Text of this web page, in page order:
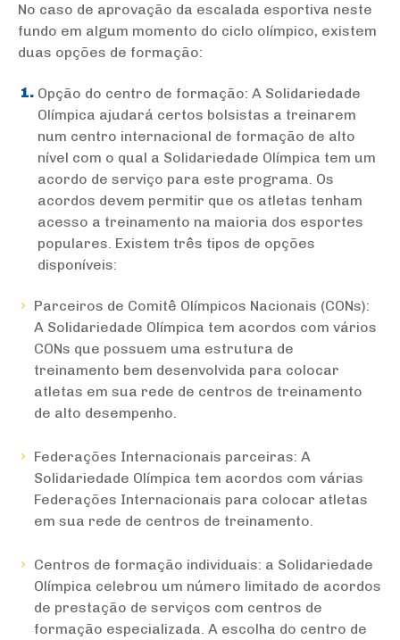
No caso de aprovação da escalada esportiva neste
fundo em algum momento do ciclo olímpico, existem
duas opções de formação:
Opção do centro de formação: A Solidariedade
Olímpica ajudará certos bolsistas a treinarem
num centro internacional de formação de alto
nível com o qual a Solidariedade Olímpica tem um
acordo de serviço para este programa. Os
acordos devem permitir que os atletas tenham
acesso a treinamento na maioria dos esportes
populares. Existem três tipos de opções
disponíveis:
Parceiros de Comitê Olímpicos Nacionais (CONs):
A Solidariedade Olímpica tem acordos com vários
CONs que possuem uma estrutura de
treinamento bem desenvolvida para colocar
atletas em sua rede de centros de treinamento
de alto desempenho.
Federações Internacionais parceiras: A
Solidariedade Olímpica tem acordos com várias
Federações Internacionais para colocar atletas
em sua rede de centros de treinamento.
Centros de formação individuais: a Solidariedade
Olímpica celebrou um número limitado de acordos
de prestação de serviços com centros de
formação especializada. A escolha do centro de